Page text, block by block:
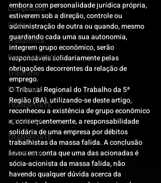
Compliance
Civil
Trabalhista
Reconhecimento
Tributário
Pós-evento
TRANSPORTE
LOGISTICA
TRANSPORTE
LOGISTICA
embora com personalidade jurídica própria,
estiverem sob a direção, controle ou
administração de outra ou quando, mesmo
guardando cada uma sua autonomia,
integrem grupo econômico, serão
responsáveis solidariamente pelas
obrigações decorrentes da relação de
emprego.
O Tribunal Regional do Trabalho da 5ª
Região (BA), utilizando-se deste artigo,
reconheceu a existência de grupo econômico
e, consequentemente, a responsabilidade
solidária de uma empresa por débitos
trabalhistas da massa falida. A conclusão
levou em conta que uma das acionadas é
sócia-acionista da massa falida, não
havendo qualquer dúvida acerca da